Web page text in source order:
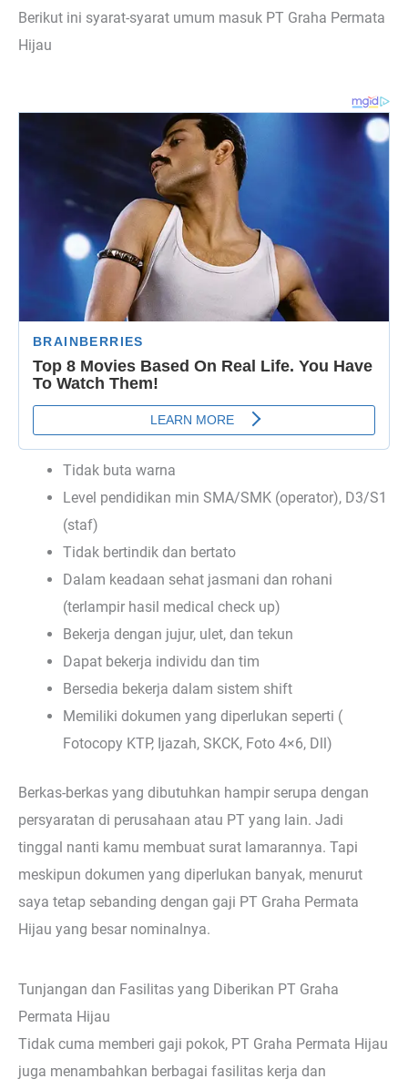
Berikut ini syarat-syarat umum masuk PT Graha Permata
Hijau
Tidak buta warna
Level pendidikan min SMA/SMK (operator), D3/S1
(staf)
Tidak bertindik dan bertato
Dalam keadaan sehat jasmani dan rohani
(terlampir hasil medical check up)
Bekerja dengan jujur, ulet, dan tekun
Dapat bekerja individu dan tim
Bersedia bekerja dalam sistem shift
Memiliki dokumen yang diperlukan seperti (
Fotocopy KTP, Ijazah, SKCK, Foto 4×6, Dll)
Berkas-berkas yang dibutuhkan hampir serupa dengan
persyaratan di perusahaan atau PT yang lain. Jadi
tinggal nanti kamu membuat surat lamarannya. Tapi
meskipun dokumen yang diperlukan banyak, menurut
saya tetap sebanding dengan gaji PT Graha Permata
Hijau yang besar nominalnya.
Tunjangan dan Fasilitas yang Diberikan PT Graha
Permata Hijau
Tidak cuma memberi gaji pokok, PT Graha Permata Hijau
juga menambahkan berbagai fasilitas kerja dan